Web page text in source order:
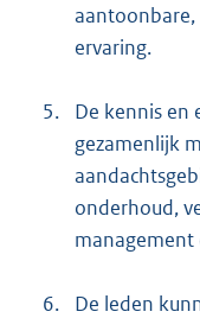
aantoonbare,
ervaring.
5.
De kennis en
gezamenlijk
onderhoud,
management
6.
De leden